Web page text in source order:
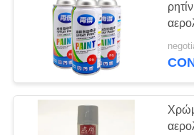
ΠΕΡΊΠΟΥ
ΕΜΕΊΣ
ΓΎΡΟΣ
ΕΡΓΟΣΤΑΣΊΩΝ